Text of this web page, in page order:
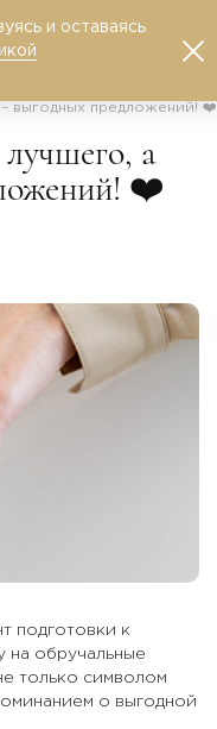
0
выгодных предложений! ❤️
а
❤️
подготовки к
на обручальные
только символом
о выгодной
и оставаясь